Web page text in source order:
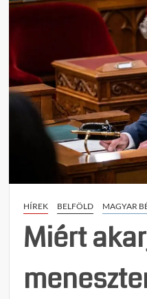
HÍREK BELFÖLD MAGYAR
Miért